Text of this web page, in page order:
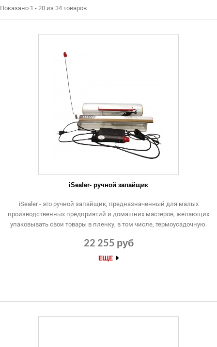
Показано 1 - 20 из 34 товаров
iSealer- ручной запайщик
iSealer - это ручной запайщик, предназначенный для малых
производственных предприятий и домашних мастеров, желающих
упаковывать свои товары в пленку, в том числе, термоусадочную.
22 255 руб
ЕЩЕ